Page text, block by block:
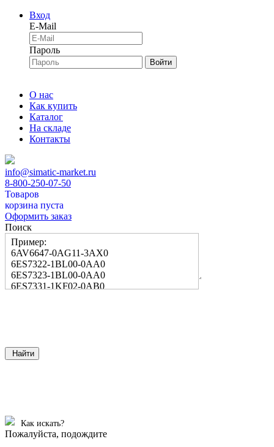
Вход
E-Mail
Пароль
Войти
О нас
Как купить
Каталог
На складе
Контакты
info@simatic-market.ru
8-800-250-07-50
Товаров
корзина пуста
Оформить заказ
Поиск
Пример:
6AV6647-0AG11-3AX0
6ES7322-1BL00-0AA0
6ES7323-1BL00-0AA0
6ES7331-1KF02-0AB0
Найти
Как искать?
Пожалуйста, подождите